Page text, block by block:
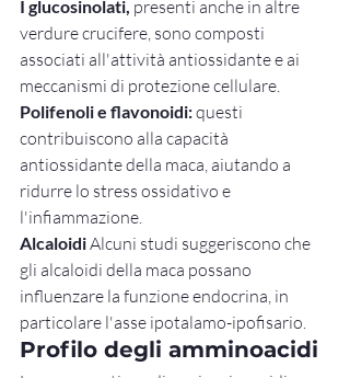
I glucosinolati, presenti anche in altre
verdure crucifere, sono composti
associati all'attività antiossidante e ai
meccanismi di protezione cellulare.
Polifenoli e flavonoidi: questi
contribuiscono alla capacità
antiossidante della maca, aiutando a
ridurre lo stress ossidativo e
l'infiammazione.
Alcaloidi Alcuni studi suggeriscono che
gli alcaloidi della maca possano
influenzare la funzione endocrina, in
particolare l'asse ipotalamo-ipofisario.
Profilo degli amminoacidi